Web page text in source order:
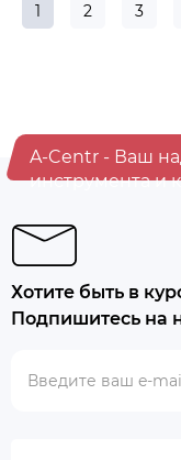
1 2 3
A-Centr - Ваш
инструмента и
Хотите быть в
Подпишитесь на